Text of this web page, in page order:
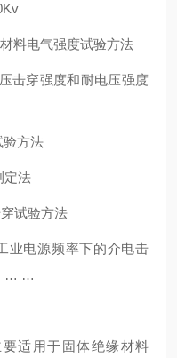
料电气强度试验方法
击穿强度和耐电压强度
验方法
定法
试验方法
业电源频率下的介电击
… …
适用于固体绝缘材料